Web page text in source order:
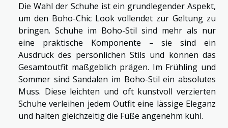
Die Wahl der Schuhe ist ein grundlegender Aspekt,
um den Boho-Chic Look vollendet zur Geltung zu
bringen. Schuhe im Boho-Stil sind mehr als nur
eine praktische Komponente – sie sind ein
Ausdruck des persönlichen Stils und können das
Gesamtoutfit maßgeblich prägen. Im Frühling und
Sommer sind Sandalen im Boho-Stil ein absolutes
Muss. Diese leichten und oft kunstvoll verzierten
Schuhe verleihen jedem Outfit eine lässige Eleganz
und halten gleichzeitig die Füße angenehm kühl.